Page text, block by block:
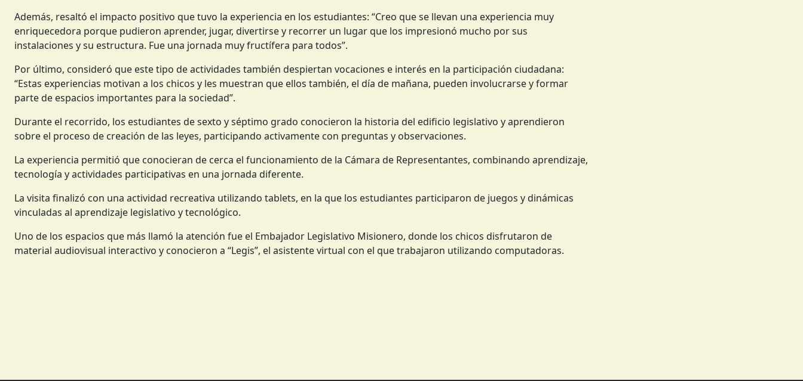
Además, resaltó el impacto positivo que tuvo la experiencia en los estudiantes: “Creo que se llevan una experiencia muy
enriquecedora porque pudieron aprender, jugar, divertirse y recorrer un lugar que los impresionó mucho por sus
instalaciones y su estructura. Fue una jornada muy fructífera para todos”.
Por último, consideró que este tipo de actividades también despiertan vocaciones e interés en la participación ciudadana:
“Estas experiencias motivan a los chicos y les muestran que ellos también, el día de mañana, pueden involucrarse y formar
parte de espacios importantes para la sociedad”.
Durante el recorrido, los estudiantes de sexto y séptimo grado conocieron la historia del edificio legislativo y aprendieron
sobre el proceso de creación de las leyes, participando activamente con preguntas y observaciones.
La experiencia permitió que conocieran de cerca el funcionamiento de la Cámara de Representantes, combinando aprendizaje,
tecnología y actividades participativas en una jornada diferente.
La visita finalizó con una actividad recreativa utilizando tablets, en la que los estudiantes participaron de juegos y dinámicas
vinculadas al aprendizaje legislativo y tecnológico.
Uno de los espacios que más llamó la atención fue el Embajador Legislativo Misionero, donde los chicos disfrutaron de
material audiovisual interactivo y conocieron a “Legis”, el asistente virtual con el que trabajaron utilizando computadoras.